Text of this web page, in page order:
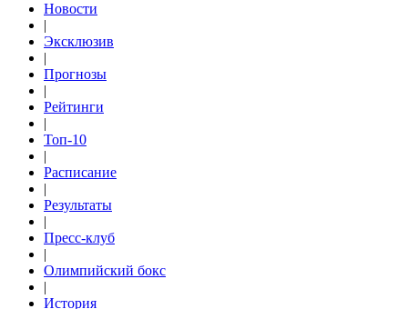
Новости
|
Эксклюзив
|
Прогнозы
|
Рейтинги
|
Топ-10
|
Расписание
|
Результаты
|
Пресс-клуб
|
Олимпийский бокс
|
История